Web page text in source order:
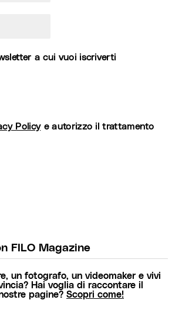
a cui vuoi iscriverti
Policye autorizzo il trattamento
FILO Magazine
un fotografo, un videomaker e vivi
Hai voglia di raccontare il
pagine? Scopri come!